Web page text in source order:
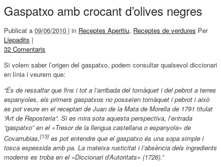
Gaspatxo amb crocant d’olives negres
Publicat a 09/06/2010 | in Receptes Aperitiu, Receptes de verdures Per
Llepadits |
32 Comentaris
Si volem saber l’origen del gaspatxo, podem consultar qualsevol diccionari
en línia i veurem que:
“És de ressaltar que fins i tot a l’arribada del tomàquet i del pebrot a terres
espanyoles, els primers gaspatxos no posseïen tomàquet i pebrot i això
es pot veure en el receptari de Juan de la Mata de Morella de 1791 titulat
“Art de Reposteria“. Si es mira sota aquesta perspectiva, l’entrada
“gaspatxo” en el «Tresor de la llengua castellana o espanyola» de
Covarrubias,[13]es pot entendre que el gaspatxo és una sopa simple i
tosca espessida amb pa. La mateixa rusticitat i l’absència dels ingredients
moderns es troba en el «Diccionari d’Autoritats» (1726).”